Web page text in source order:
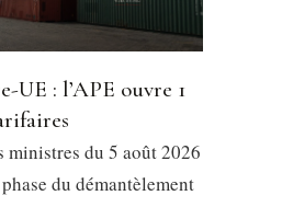
UE : l’APE ouvre 1
ministres du 5 août 2026
du démantèlement